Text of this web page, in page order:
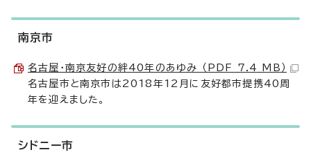
南京市
名古屋・南京友好の絆40年のあゆみ （PDF 7.4 MB）
名古屋市と南京市は2018年12月に友好都市提携40周
年を迎えました。
シドニー市